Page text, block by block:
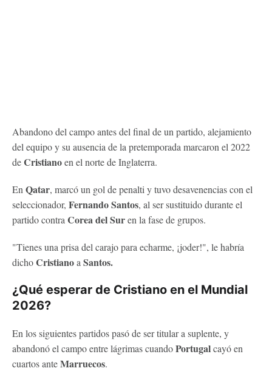
Abandono del campo antes del final de un partido, alejamiento
del equipo y su ausencia de la pretemporada marcaron el 2022
deCristianoen el norte de Inglaterra.
En Qatar, marcó un gol de penalti y tuvo desavenencias con el
seleccionador, Fernando Santos, al ser sustituido durante el
partido contra Corea del Suren la fase de grupos.
"Tienes una prisa del carajo para echarme, ¡joder!", le habría
dichoCristianoa Santos.
¿Qué esperar de Cristiano en el Mundial
2026?
En los siguientes partidos pasó de ser titular a suplente, y
abandonó el campo entre lágrimas cuandoPortugalcayó en
cuartos anteMarruecos.